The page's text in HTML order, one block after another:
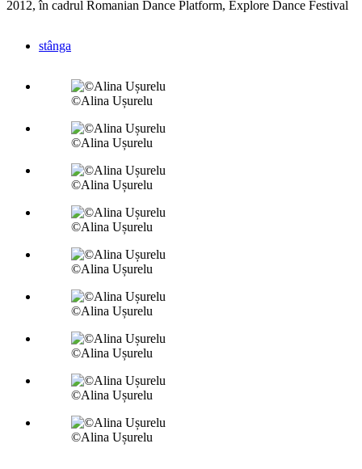
2012, în cadrul Romanian Dance Platform, Explore Dance Festival
stânga
©Alina Ușurelu
©Alina Ușurelu
©Alina Ușurelu
©Alina Ușurelu
©Alina Ușurelu
©Alina Ușurelu
©Alina Ușurelu
©Alina Ușurelu
©Alina Ușurelu